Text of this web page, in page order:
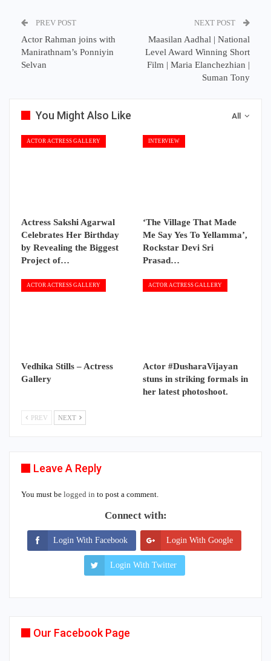
PREV POST
Actor Rahman joins with
Manirathnam’s Ponniyin
Selvan
NEXT POST
Maasilan Aadhal | National
Level Award Winning Short
Film | Maria Elanchezhian |
Suman Tony
All
You Might Also Like
ACTOR ACTRESS GALLERY
Actress Sakshi Agarwal
Celebrates Her Birthday
by Revealing the Biggest
Project of…
INTERVIEW
‘The Village That Made
Me Say Yes To Yellamma’,
Rockstar Devi Sri
Prasad…
ACTOR ACTRESS GALLERY
Vedhika Stills – Actress
Gallery
ACTOR ACTRESS GALLERY
Actor #DusharaVijayan
stuns in striking formals in
her latest photoshoot.
PREV NEXT
Leave A Reply
You must be logged in to post a comment.
Connect with:
Login With Facebook Login With Google
Login With Twitter
Our Facebook Page